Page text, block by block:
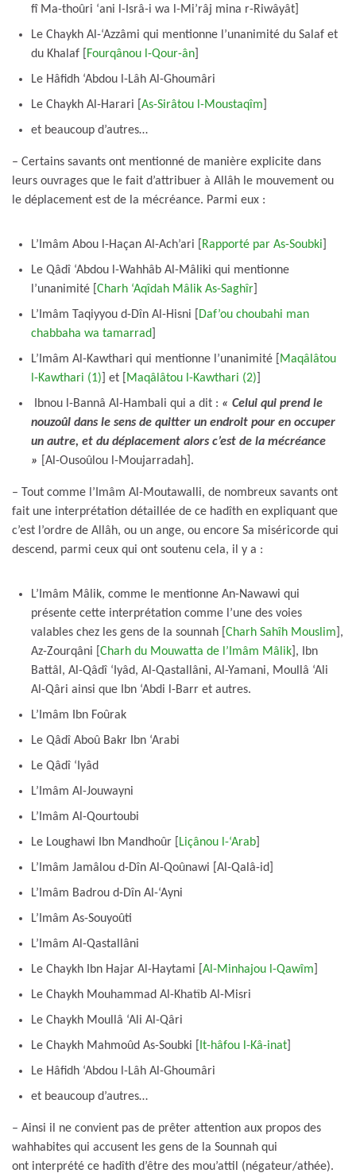
fî Ma-thoûri ‘ani l-Isrâ-i wa l-Mi’râj mina r-Riwâyât]
Le Chaykh Al-‘Azzâmi qui mentionne l’unanimité du Salaf et
du Khalaf [
Fourqânou l-Qour-ân
Le Hâfidh ‘Abdou l-Lâh Al-Ghoumâri
Le Chaykh Al-Harari [ As-Sirâtou l-Moustaqîm
et beaucoup d’autres…
– Certains savants ont mentionné de manière explicite dans
leurs ouvrages que le fait d’attribuer à Allâh le mouvement ou
le déplacement est de la mécréance. Parmi eux :
L’Imâm Abou l-Haçan Al-Ach’ari [ Rapporté par As-Soubki
Le Qâdî ‘Abdou l-Wahhâb Al-Mâliki qui mentionne
l’unanimité [ Charh ‘Aqîdah Mâlik As-Saghîr
L’Imâm Taqiyyou d-Dîn Al-Hisni [
Daf’ou choubahi man
chabbaha wa tamarrad
L’Imâm Al-Kawthari qui mentionne l’unanimité [
Maqâlâtou
l-Kawthari (1) ] et [ Maqâlâtou l-Kawthari (2)
Ibnou l-Bannâ Al-Hambali qui a dit : « Celui qui prend le
nouzoûl dans le sens de quitter un endroit pour en occuper
un autre, et du déplacement alors c’est de la mécréance
»
[Al-Ousoûlou l-Moujarradah].
– Tout comme l’Imâm Al-Moutawalli, de nombreux savants ont
fait une interprétation détaillée de ce hadîth en expliquant que
c’est l’ordre de Allâh, ou un ange, ou encore Sa miséricorde qui
descend, parmi ceux qui ont soutenu cela, il y a :
L’Imâm Mâlik, comme le mentionne An-Nawawi qui
présente cette interprétation comme l’une des voies
valables chez les gens de la sounnah [ Charh Sahîh Mouslim ],
Az-Zourqâni [ Charh du Mouwatta de l’Imâm Mâlik ], Ibn
Battâl, Al-Qâdî ‘Iyâd, Al-Qastallâni, Al-Yamani, Moullâ ‘Ali
Al-Qâri ainsi que Ibn ‘Abdi l-Barr et autres.
L’Imâm Ibn Foûrak
Le Qâdî Aboû Bakr Ibn ‘Arabi
Le Qâdî ‘Iyâd
L’Imâm Al-Jouwayni
L’Imâm Al-Qourtoubi
Le Loughawi Ibn Mandhoûr [
Liçânou l-‘Arab
L’Imâm Jamâlou d-Dîn Al-Qoûnawi [Al-Qalâ-id]
L’Imâm Badrou d-Dîn Al-‘Ayni
L’Imâm As-Souyoûti
L’Imâm Al-Qastallâni
Le Chaykh Ibn Hajar Al-Haytami [ Al-Minhajou l-Qawîm
Le Chaykh Mouhammad Al-Khatîb Al-Misri
Le Chaykh Moullâ ‘Ali Al-Qâri
Le Chaykh Mahmoûd As-Soubki [
It-hâfou l-Kâ-inat
Le Hâfidh ‘Abdou l-Lâh Al-Ghoumâri
et beaucoup d’autres…
– Ainsi il ne convient pas de prêter attention aux propos des
wahhabites qui accusent les gens de la Sounnah qui
ont interprété ce hadîth d’être des mou’attil (négateur/athée).